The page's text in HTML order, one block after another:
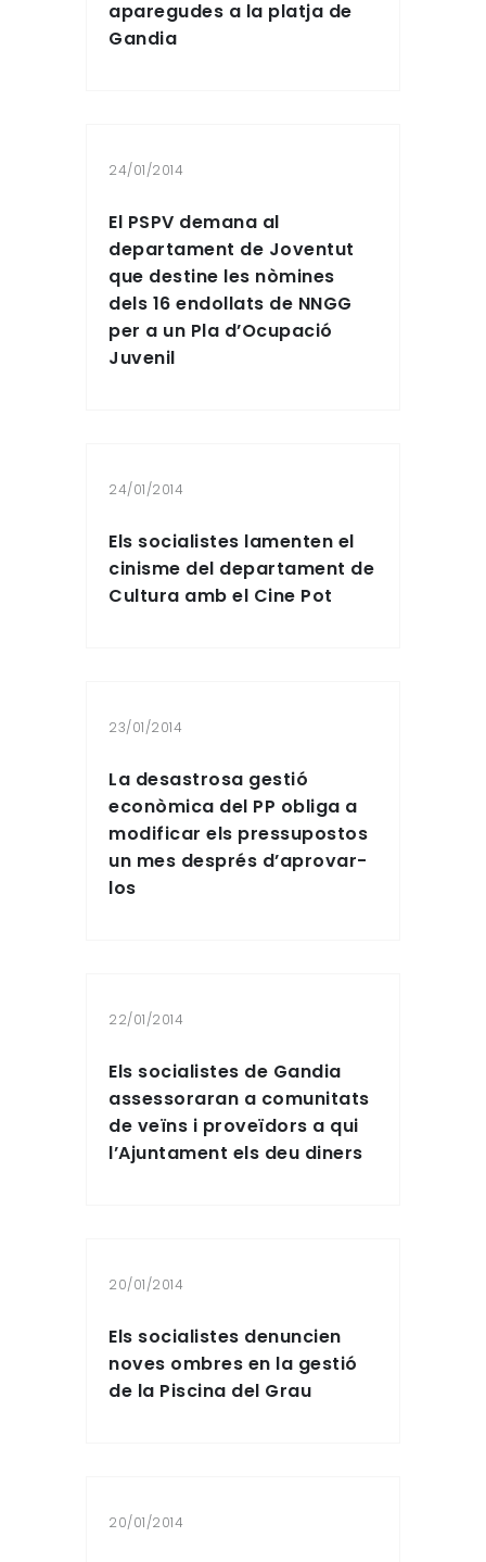
aparegudes a la platja de
Gandia
24/01/2014
El PSPV demana al
departament de Joventut
que destine les nòmines
dels 16 endollats de NNGG
per a un Pla d’Ocupació
Juvenil
24/01/2014
Els socialistes lamenten el
cinisme del departament de
Cultura amb el Cine Pot
23/01/2014
La desastrosa gestió
econòmica del PP obliga a
modificar els pressupostos
un mes després d’aprovar-
los
22/01/2014
Els socialistes de Gandia
assessoraran a comunitats
de veïns i proveïdors a qui
l’Ajuntament els deu diners
20/01/2014
Els socialistes denuncien
noves ombres en la gestió
de la Piscina del Grau
20/01/2014